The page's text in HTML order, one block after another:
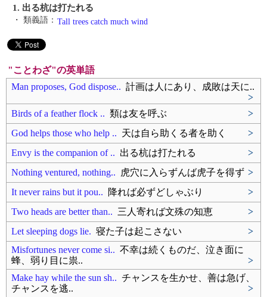
1. 出る杭は打たれる
・ 類義語： Tall trees catch much wind
"ことわざ"の英単語
Man proposes, God dispose.. 計画は人にあり、成敗は天に..
>
Birds of a feather flock .. 類は友を呼ぶ
>
God helps those who help .. 天は自ら助くる者を助く
>
Envy is the companion of .. 出る杭は打たれる
>
Nothing ventured, nothing.. 虎穴に入らずんば虎子を得ず >
It never rains but it pou.. 降れば必ずどしゃぶり
>
Two heads are better than.. 三人寄れば文殊の知恵
>
Let sleeping dogs lie. 寝た子は起こさない
>
Misfortunes never come si.. 不幸は続くものだ、泣き面に
蜂、弱り目に祟..
>
Make hay while the sun sh.. チャンスを生かせ、善は急げ、
チャンスを逃..
>